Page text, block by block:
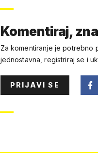
Komentiraj,
Za komentiranje je potrebno
jednostavna, registriraj se i
PRIJAVI SE